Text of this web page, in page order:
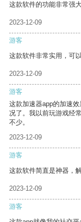
这款软件的功能非常强
2023-12-09
游客
这款软件非常实用，可
2023-12-09
游客
这款加速器app的加速
况了。我以前玩游戏经
不少。
2023-12-09
游客
这款软件简直是神器，
2023-12-09
游客